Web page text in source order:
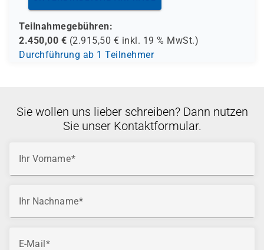
Teilnahmegebühren:
2.450,00 € (2.915,50 € inkl. 19 % MwSt.)
Durchführung ab 1 Teilnehmer
Sie wollen uns lieber schreiben? Dann nutzen
Sie unser Kontaktformular.
Ihr Vorname
Ihr Nachname
E-Mail